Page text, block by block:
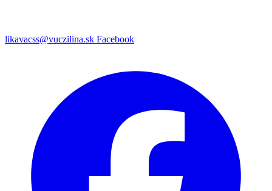
likavacss@vuczilina.sk Facebook